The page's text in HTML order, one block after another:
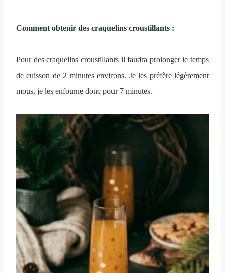
Comment obtenir des craquelins croustillants :
Pour des craquelins croustillants il faudra prolonger le temps
de cuisson de 2 minutes environs. Je les préfère légèrement
mous, je les enfourne donc pour 7 minutes.